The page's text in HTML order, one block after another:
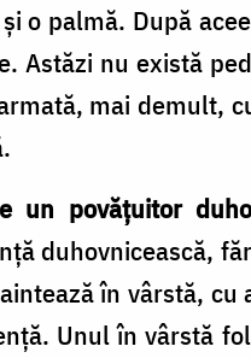
o palmă. După
Astăzi nu există
mai demult,
un povăţuitor
duhovnicească,
în vârstă,
Unul în vârstă